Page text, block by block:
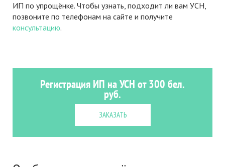
ИП по упрощёнке. Чтобы узнать, подходит ли вам УСН,
позвоните по телефонам на сайте и получите
консультацию.
Регистрация ИП на УСН от 300 бел.
руб.
ЗАКАЗАТЬ